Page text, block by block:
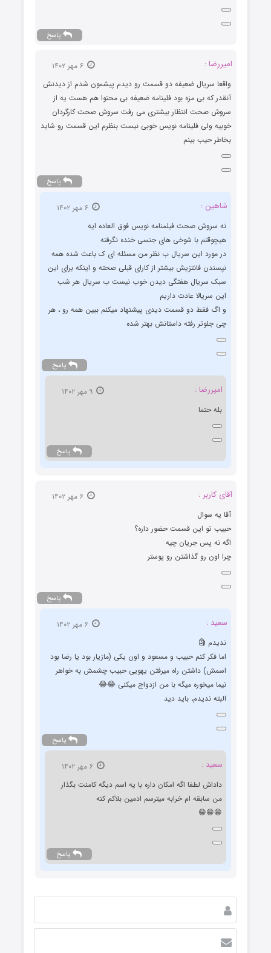
پاسخ
امیررضا :
واقعا سریال ضعیفه دو قسمت رو دیدم پیشمون شدم از دیدنش
آنقدر که بی مزه بود فلینامه ضعیفه بی محتوا هم هست یه از
سروش صحت انتظار بیشتری می رفت سروش صحت کارگردان
خوبیه ولی فلینامه نویس خوبی نیست بنظرم این قسمت رو شاید
بخاطر حیب بینم
پاسخ
شاهین :
نه سروش صحت فیلمنامه نویس فوق العاده ایه
هیچوقتم با شوخی های جنسی خنده نگرفته
در مورد این سریال ب نظر من مسئله ای ک باعث شده همه
نپسندن فانتزیش بیشتر از کارای قبلی صحته و اینکه برای این
سبک سریال هفتگی دیدن خوب نیست ب سریال هر شب
این سریالا عادت داریم
و اگ فقط دو قسمت دیدی پیشنهاد میکنم ببین همه رو ، هر
چی جلوتر رفته داستانش بهتر شده
پاسخ
امیررضا :
بله حتما
پاسخ
آقای کاربر :
آقا یه سوال
حبیب تو این قسمت حضور داره؟
اگه نه پس جریان چیه
چرا اون رو گذاشتن رو پوستر
پاسخ
سعید :
ندیدم 🗿
اما فکر کنم حبیب و مسعود و اون یکی (مازیار بود یا رضا بود
اسمش) داشتن راه میرفتن یهویی حبیب چشمش به خواهر
نیما میخوره میگه با من ازدواج میکنی 😂😂
البته ندیدم، باید دید
پاسخ
سعید :
۶ مهر ۱۴۰۲
داداش لطفا اگه امکان داره با یه اسم دیگه کامنت بگذار
من سابقه ام خرابه میترسم ادمین بلاکم کنه
😁😁😁
پاسخ